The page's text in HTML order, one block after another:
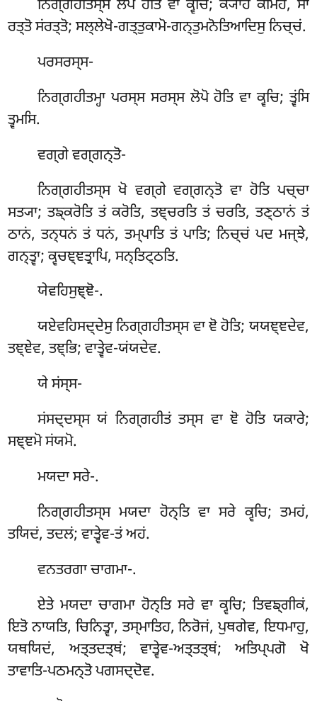
ਨਿਗ੍ਗਹੀਤਸ੍ਸ ਲੋਪੋ ਹੋਤਿ ਵਾ ਕ੍ਵਚਿ; ਕ੍ਯਾਹਂ ਕੀਮਹਂ, ਸਾ
ਰਤ੍ਤੋ ਸਂਰਤ੍ਤੋ; ਸਲ੍ਲੇਖੋ-ਗਤ੍ਤੁਕਾਮੋ-ਗਨ੍ਤੁਮਨੋਤਿਆਦਿਸੁ ਨਿਚ੍ਚਂ.
ਪਰਸਰਸ੍ਸ-
ਨਿਗ੍ਗਹੀਤਮ੍ਹਾ ਪਰਸ੍ਸ ਸਰਸ੍ਸ ਲੋਪੋ ਹੋਤਿ ਵਾ ਕ੍ਵਚਿ; ਤ੍ਵਂਸਿ
ਤ੍ਵਮਸਿ.
ਵਗ੍ਗੇਵਗ੍ਗਨ੍ਤੋ-
ਨਿਗ੍ਗਹੀਤਸ੍ਸ ਖੋ ਵਗ੍ਗੇ ਵਗ੍ਗਨ੍ਤੋ ਵਾ ਹੋਤਿ ਪਚ੍ਚਾ
ਸਤ੍ਯਾ; ਤਙ੍ਕਰੋਤਿ ਤਂ ਕਰੋਤਿ, ਤਞ੍ਚਰਤਿ ਤਂ ਚਰਤਿ, ਤਣ੍ਠਾਨਂ ਤਂ
ਠਾਨਂ, ਤਨ੍ਧਨਂ ਤਂ ਧਨਂ, ਤਮ੍ਪਾਤਿ ਤਂ ਪਾਤਿ; ਨਿਚ੍ਚਂ ਪਦ ਮਜ੍ਝੇ,
ਗਨ੍ਤ੍ਵਾ; ਕ੍ਵਚਞ੍ਞਤ੍ਰਾਪਿ, ਸਨ੍ਤਿਟ੍ਠਤਿ.
ਯੇਵਹਿਸੁਞ੍ਞੋ-.
ਯਏਵਹਿਸਦ੍ਦੇਸੁ ਨਿਗ੍ਗਹੀਤਸ੍ਸ ਵਾ ਞੋ ਹੋਤਿ; ਯਯਞ੍ਞਦੇਵ,
ਤਞ੍ਞੇਵ, ਤਞ੍ਭਿ; ਵਾਤ੍ਵੇਵ-ਯਂਯਦੇਵ.
ਯੇ ਸਂਸ੍ਸ-
ਸਂਸਦ੍ਦਸ੍ਸ ਯਂ ਨਿਗ੍ਗਹੀਤਂ ਤਸ੍ਸ ਵਾ ਞੋ ਹੋਤਿ ਯਕਾਰੇ;
ਸਞ੍ਞਮੋ ਸਂਯਮੋ.
ਮਯਦਾ ਸਰੇ-.
ਨਿਗ੍ਗਹੀਤਸ੍ਸ ਮਯਦਾ ਹੋਨ੍ਤਿ ਵਾ ਸਰੇ ਕ੍ਵਚਿ; ਤਮਹਂ,
ਤਯਿਦਂ, ਤਦਲਂ; ਵਾਤ੍ਵੇਵ-ਤਂ ਅਹਂ.
ਵਨਤਰਗਾਚਾਗਮਾ-.
ਏਤੇ ਮਯਦਾ ਚਾਗਮਾ ਹੋਨ੍ਤਿ ਸਰੇ ਵਾ ਕ੍ਵਚਿ; ਤਿਵਙ੍ਗੀਕਂ,
ਇਤੋ ਨਾਯਤਿ, ਚਿਨਿਤ੍ਵਾ, ਤਸ੍ਮਾਤਿਹ, ਨਿਰੋਜਂ, ਪੁਥਗੇਵ, ਇਧਮਾਹੁ,
ਯਥਯਿਦਂ, ਅਤ੍ਤਦਤ੍ਥਂ; ਵਾਤ੍ਵੇਵ-ਅਤ੍ਤਤ੍ਥਂ; ਅਤਿਪ੍ਪਗੋ ਖੋ
ਤਾਵਾਤਿ-ਪਠਮਨ੍ਤੋ ਪਗਸਦ੍ਦੋਵ.